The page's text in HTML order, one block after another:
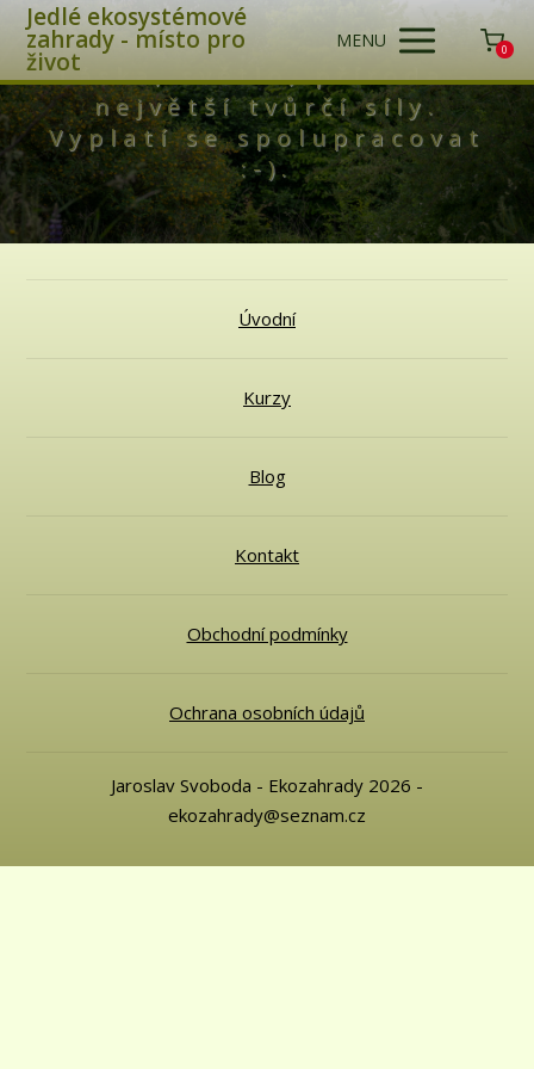
Jedlé ekosystémové
zahrady - místo pro
život
MENU 0
Láska, světlo, příroda -
největší tvůrčí síly.
Vyplatí se spolupracovat
:-).
Úvodní
Kurzy
Blog
Kontakt
Obchodní podmínky
Ochrana osobních údajů
Jaroslav Svoboda - Ekozahrady 2026 -
ekozahrady@seznam.cz